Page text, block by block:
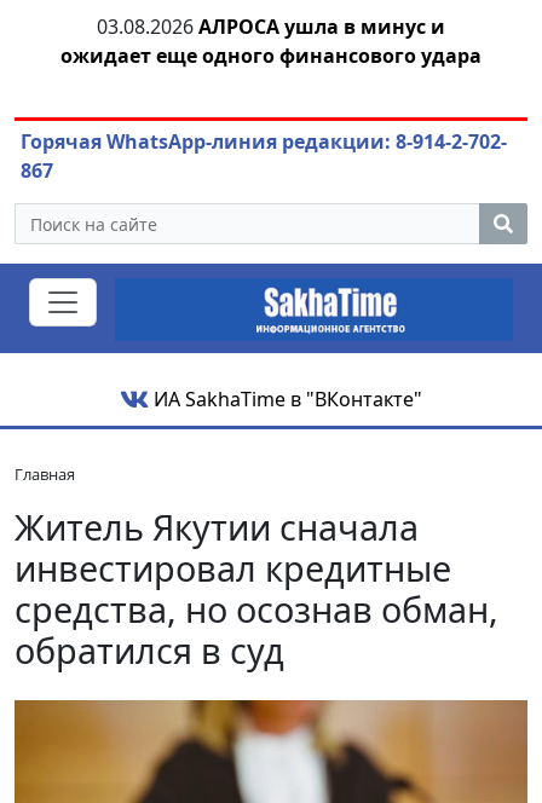
минус и
удара
04.08.2026 Маринычев у Путина:
или антикризисный разбор?
Горячая WhatsApp-линия редакции: 8-914-2-702-
867
ИА SakhaTime в "ВКонтакте"
Главная
Житель Якутии сначала
инвестировал кредитные
средства, но осознав обман,
обратился в суд